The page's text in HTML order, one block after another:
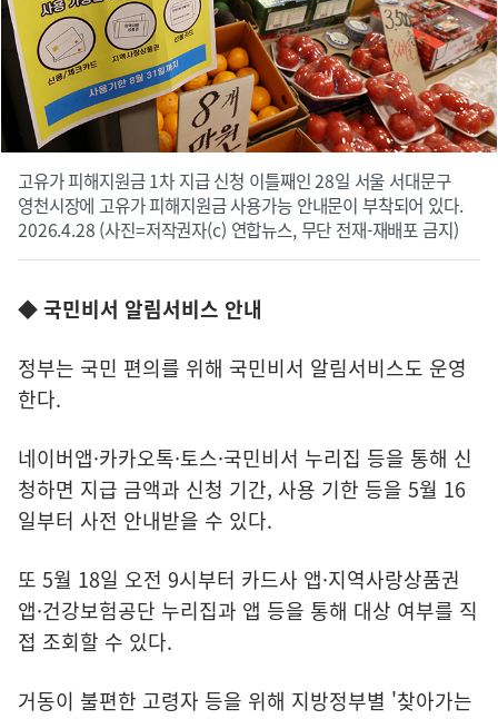
고유가 피해지원금 1차 지급 신청 이틀째인 28일 서울 서대문구
영천시장에 고유가 피해지원금 사용가능 안내문이 부착되어 있다.
2026.4.28 (사진=저작권자(c) 연합뉴스, 무단 전재-재배포 금지)
◆ 국민비서 알림서비스 안내
정부는 국민 편의를 위해 국민비서 알림서비스도 운영
한다.
네이버앱·카카오톡·토스·국민비서 누리집 등을 통해 신
청하면 지급 금액과 신청 기간, 사용 기한 등을 5월 16
일부터 사전 안내받을 수 있다.
또 5월 18일 오전 9시부터 카드사 앱·지역사랑상품권
앱·건강보험공단 누리집과 앱 등을 통해 대상 여부를 직
접 조회할 수 있다.
거동이 불편한 고령자 등을 위해 지방정부별 '찾아가는